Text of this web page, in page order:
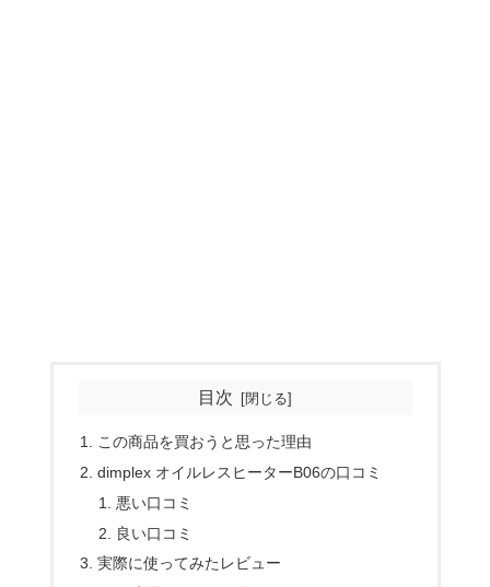
目次
この商品を買おうと思った理由
dimplex オイルレスヒーターB06の口コミ
悪い口コミ
良い口コミ
実際に使ってみたレビュー